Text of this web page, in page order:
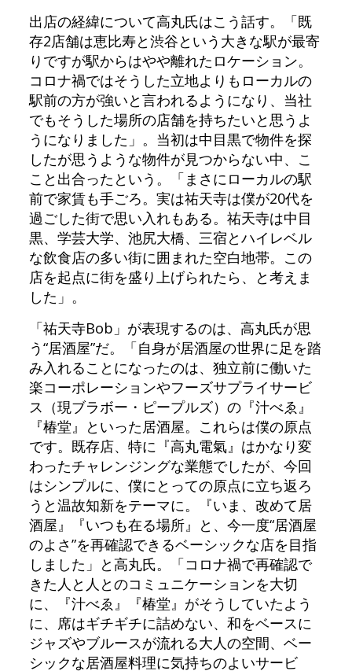
出店の経緯について高丸氏はこう話す。「既
存2店舗は恵比寿と渋谷という大きな駅が最寄
りですが駅からはやや離れたロケーション。
コロナ禍ではそうした立地よりもローカルの
駅前の方が強いと言われるようになり、当社
でもそうした場所の店舗を持ちたいと思うよ
うになりました」。当初は中目黒で物件を探
したが思うような物件が見つからない中、こ
こと出合ったという。「まさにローカルの駅
前で家賃も手ごろ。実は祐天寺は僕が20代を
過ごした街で思い入れもある。祐天寺は中目
黒、学芸大学、池尻大橋、三宿とハイレベル
な飲食店の多い街に囲まれた空白地帯。この
店を起点に街を盛り上げられたら、と考えま
した」。
「祐天寺Bob」が表現するのは、高丸氏が思
う“居酒屋”だ。「自身が居酒屋の世界に足を踏
み入れることになったのは、独立前に働いた
楽コーポレーションやフーズサプライサービ
ス（現ブラボー・ピープルズ）の『汁べゑ』
『椿堂』といった居酒屋。これらは僕の原点
です。既存店、特に『高丸電氣』はかなり変
わったチャレンジングな業態でしたが、今回
はシンプルに、僕にとっての原点に立ち返ろ
うと温故知新をテーマに。『いま、改めて居
酒屋』『いつも在る場所』と、今一度“居酒屋
のよさ”を再確認できるベーシックな店を目指
しました」と高丸氏。「コロナ禍で再確認で
きた人と人とのコミュニケーションを大切
に、『汁べゑ』『椿堂』がそうしていたよう
に、席はギチギチに詰めない、和をベースに
ジャズやブルースが流れる大人の空間、ベー
シックな居酒屋料理に気持ちのよいサービ